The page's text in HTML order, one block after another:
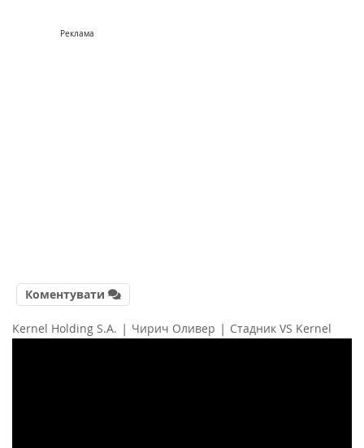
Реклама
Коментувати
Kernel Holding S.A. | Чирич Оливер | Стадник VS Kernel